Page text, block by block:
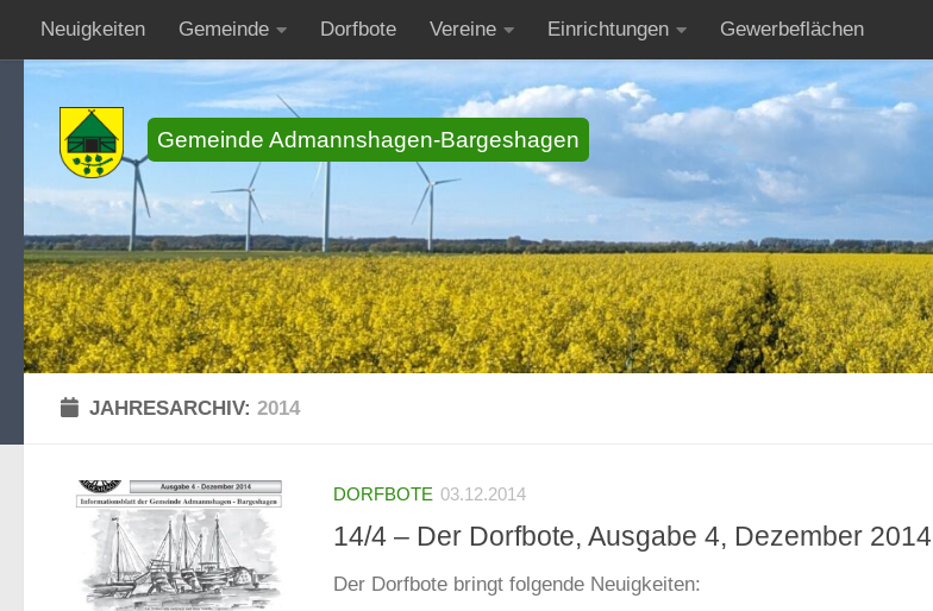
Zum Inhalt springen
Neuigkeiten Gemeinde Dorfbote Vereine Einrichtungen Gewerbeflächen
Gemeinde Admannshagen-Bargeshagen
JAHRESARCHIV: 2014
DORFBOTE 03.12.2014
14/4 – Der Dorfbote, Ausgabe 4, Dezember 2014
Der Dorfbote bringt folgende Neuigkeiten: